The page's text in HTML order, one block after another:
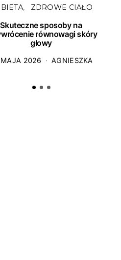
ZDROWE CIAŁO
Skuteczne sposoby na
równowagi skóry
głowy
2026 AGNIESZKA